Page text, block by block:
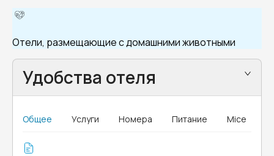
Отели, размещающие с домашними животными
Удобства отеля
Общее Услуги Номера Питание Mice